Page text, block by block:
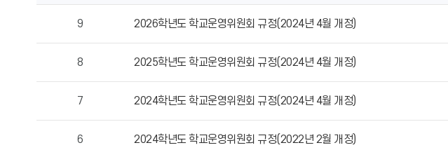
위
회
9 2026학년도 학교운영위원회 규정(2024년 4월 개정)
8 2025학년도 학교운영위원회 규정(2024년 4월 개정)
7 2024학년도 학교운영위원회 규정(2024년 4월 개정)
6 2024학년도 학교운영위원회 규정(2022년 2월 개정)